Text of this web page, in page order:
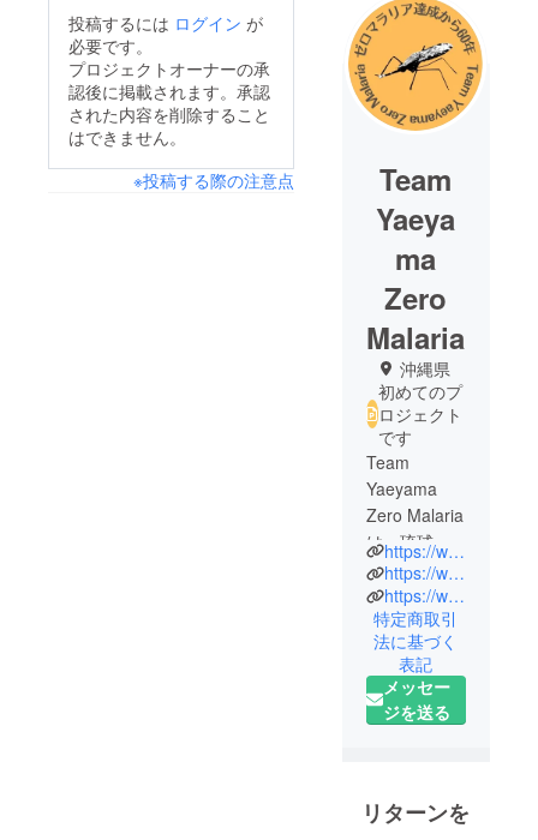
投稿するには ログイン が
必要です。
プロジェクトオーナーの承
認後に掲載されます。承認
された内容を削除すること
はできません。
※投稿する際の注意点
Team
Yaeya
ma
Zero
Malaria
沖縄県
初めてのプ
ロジェクト
です
Team
Yaeyama
Zero Malaria
は、琉球大
学の有志か
らなる、学
際的なteam
です。ま
た、本プロ
ジェクトは
琉球大学初
ファンディ
ングプロ
https://www.facebook.com/team_yaeyama_zero_malaria_2022
https://www.instagram.com/team_yaeyama_zero_malaria
https://www.u-ryukyu.ac.jp
特定商取引
法に基づく
表記
メッセー
ジを送る
リターンを